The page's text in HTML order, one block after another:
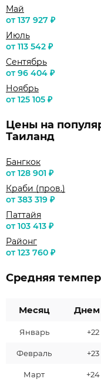
Май
от 137 927 ₽
Июль
от 113 542 ₽
Сентябрь
от 96 404 ₽
Ноябрь
от 125 105 ₽
Цены на
Таиланд
Бангкок
от 128 901 ₽
Краби (пров.)
от 383 319 ₽
Паттайя
от 103 413 ₽
Районг
от 123 760 ₽
Средняя
Месяц Днем
Январь +22
Февраль +23
Март +24